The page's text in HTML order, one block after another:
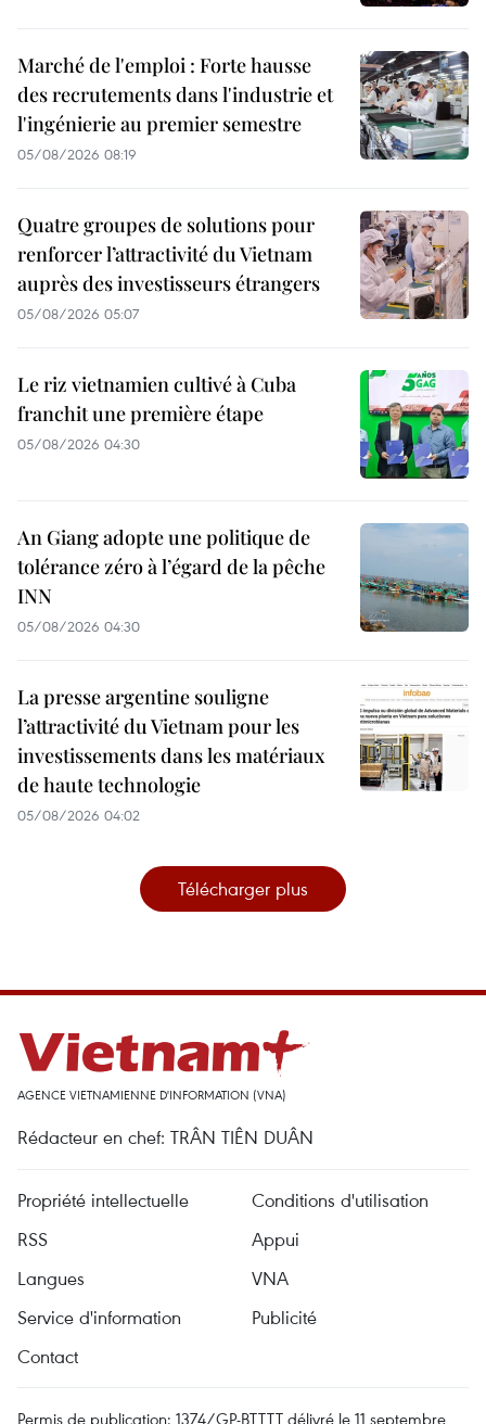
Marché de l'emploi : Forte hausse
des recrutements dans l'industrie et
l'ingénierie au premier semestre
05/08/2026 08:19
Quatre groupes de solutions pour
renforcer l’attractivité du Vietnam
auprès des investisseurs étrangers
05/08/2026 05:07
Le riz vietnamien cultivé à Cuba
franchit une première étape
05/08/2026 04:30
An Giang adopte une politique de
tolérance zéro à l’égard de la pêche
INN
05/08/2026 04:30
La presse argentine souligne
l’attractivité du Vietnam pour les
investissements dans les matériaux
de haute technologie
05/08/2026 04:02
Télécharger plus
AGENCE VIETNAMIENNE D'INFORMATION (VNA)
Rédacteur en chef: TRÂN TIÊN DUÂN
Propriété intellectuelle
Conditions d'utilisation
RSS
Appui
Langues
VNA
Service d'information
Publicité
Contact
Permis de publication: 1374/GP-BTTTT délivré le 11 septembre